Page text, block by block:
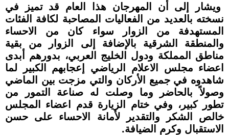
ويشار إلى أن المهرجان هذا العام قد تميز في
نسخته بالعديد من الفعاليات المصاحبة لكافة الفئات
المستهدفة من الزوار سواء كان من الاحساء
والمنطقة الشرقية بالإضافة إلى الزوار من بقية
مناطق المملكة ودول الخليج العربي، بدورهم أبدى
اعضاء مجلس الاعلام الرياضي إعجابهم الكبير لما
شاهدوه في جميع الأركان والتي مزجت بين الماضي
وصولاً بالحاضر وما وصلت له صناعة التمور من
تطور كبير، وفي ختام الزيارة قدم اعضاء المجلس
خالص الشكر والتقدير لأمانة الاحساء على حسن
الاستقبال وكرم الضيافة.